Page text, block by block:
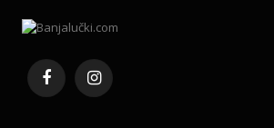
FacebookInstagram